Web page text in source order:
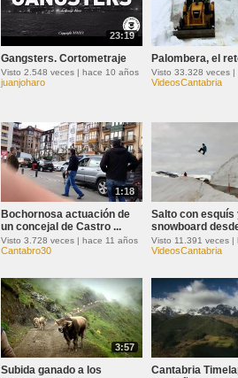
23:19
Gangsters. Cortometraje
Visto 2.548 veces | hace 10 años
juanjoharo
Palombera, el
VideosCantabria
1:18
Bochornosa actuación de
un concejal de Castro ...
Visto 3.728 veces | hace 11 años
Cantabro30
Salto con esquís
snowboard
Visto 11.391 veces |
VideosCantabria
3:57
Subida ganado a los
Cantabria